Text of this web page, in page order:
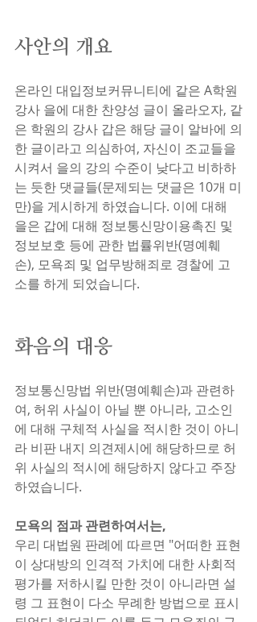
사안의 개요
온라인 대입정보커뮤니티에 같은 A학원
강사 을에 대한 찬양성 글이 올라오자, 같
은 학원의 강사 갑은 해당 글이 알바에 의
한 글이라고 의심하여, 자신이 조교들을
시켜서 을의 강의 수준이 낮다고 비하하
는 듯한 댓글들(문제되는 댓글은 10개 미
만)을 게시하게 하였습니다. 이에 대해
을은 갑에 대해 정보통신망이용촉진 및
정보보호 등에 관한 법률위반(명예훼
손), 모욕죄 및 업무방해죄로 경찰에 고
소를 하게 되었습니다.
화음의 대응
정보통신망법 위반(명예훼손)과 관련하
여, 허위 사실이 아닐 뿐 아니라, 고소인
에 대해 구체적 사실을 적시한 것이 아니
라 비판 내지 의견제시에 해당하므로 허
위 사실의 적시에 해당하지 않다고 주장
하였습니다.
모욕의 점과 관련하여서는,
우리 대법원 판례에 따르면 "어떠한 표현
이 상대방의 인격적 가치에 대한 사회적
평가를 저하시킬 만한 것이 아니라면 설
령 그 표현이 다소 무례한 방법으로 표시